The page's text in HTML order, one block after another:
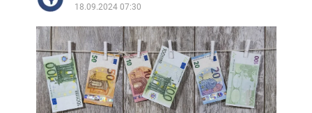
18.09.2024 07:30